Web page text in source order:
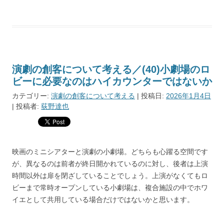
演劇の創客について考える／(40)小劇場のロ
ビーに必要なのはハイカウンターではないか
カテゴリー: 演劇の創客について考える | 投稿日: 2026年1月4日
| 投稿者: 荻野達也
映画のミニシアターと演劇の小劇場。どちらも心躍る空間です
が、異なるのは前者が終日開かれているのに対し、後者は上演
時間以外は扉を閉ざしていることでしょう。上演がなくてもロ
ビーまで常時オープンしている小劇場は、複合施設の中でホワ
イエとして共用している場合だけではないかと思います。